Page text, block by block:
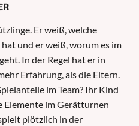
Er weiß, welche
und er weiß, worum es im
In der Regel hat er in
Erfahrung, als die Eltern.
im Team? Ihr Kind
Elemente im Gerätturnen
plötzlich in der